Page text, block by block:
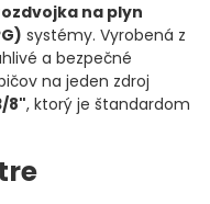
na plyn
systémy. Vyrobená z
a bezpečné
na jeden zdroj
8", ktorý je štandardom